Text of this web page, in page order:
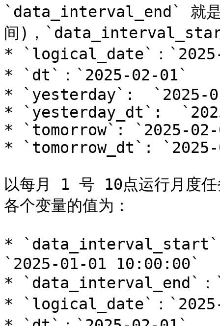
`data_interval_end` 就是
间)，
* `logical_date`：
* `dt`：`2025-02-01`
* `yesterday`:  `2025-
* `yesterday_dt`:
* `tomorrow`: `2025-
* `tomorrow_dt`:
以每月 1 号 10点运行月度
各个变量的值为：
* `data_interval_start`
`2025-01-01 10:00:00`
* `data_interval_end`：
* `logical_date`：